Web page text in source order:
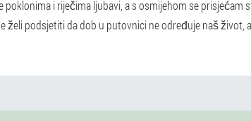
i riječima ljubavi, a s osmijehom se prisjećam
podsjetiti da dob u putovnici ne određuje naš život,